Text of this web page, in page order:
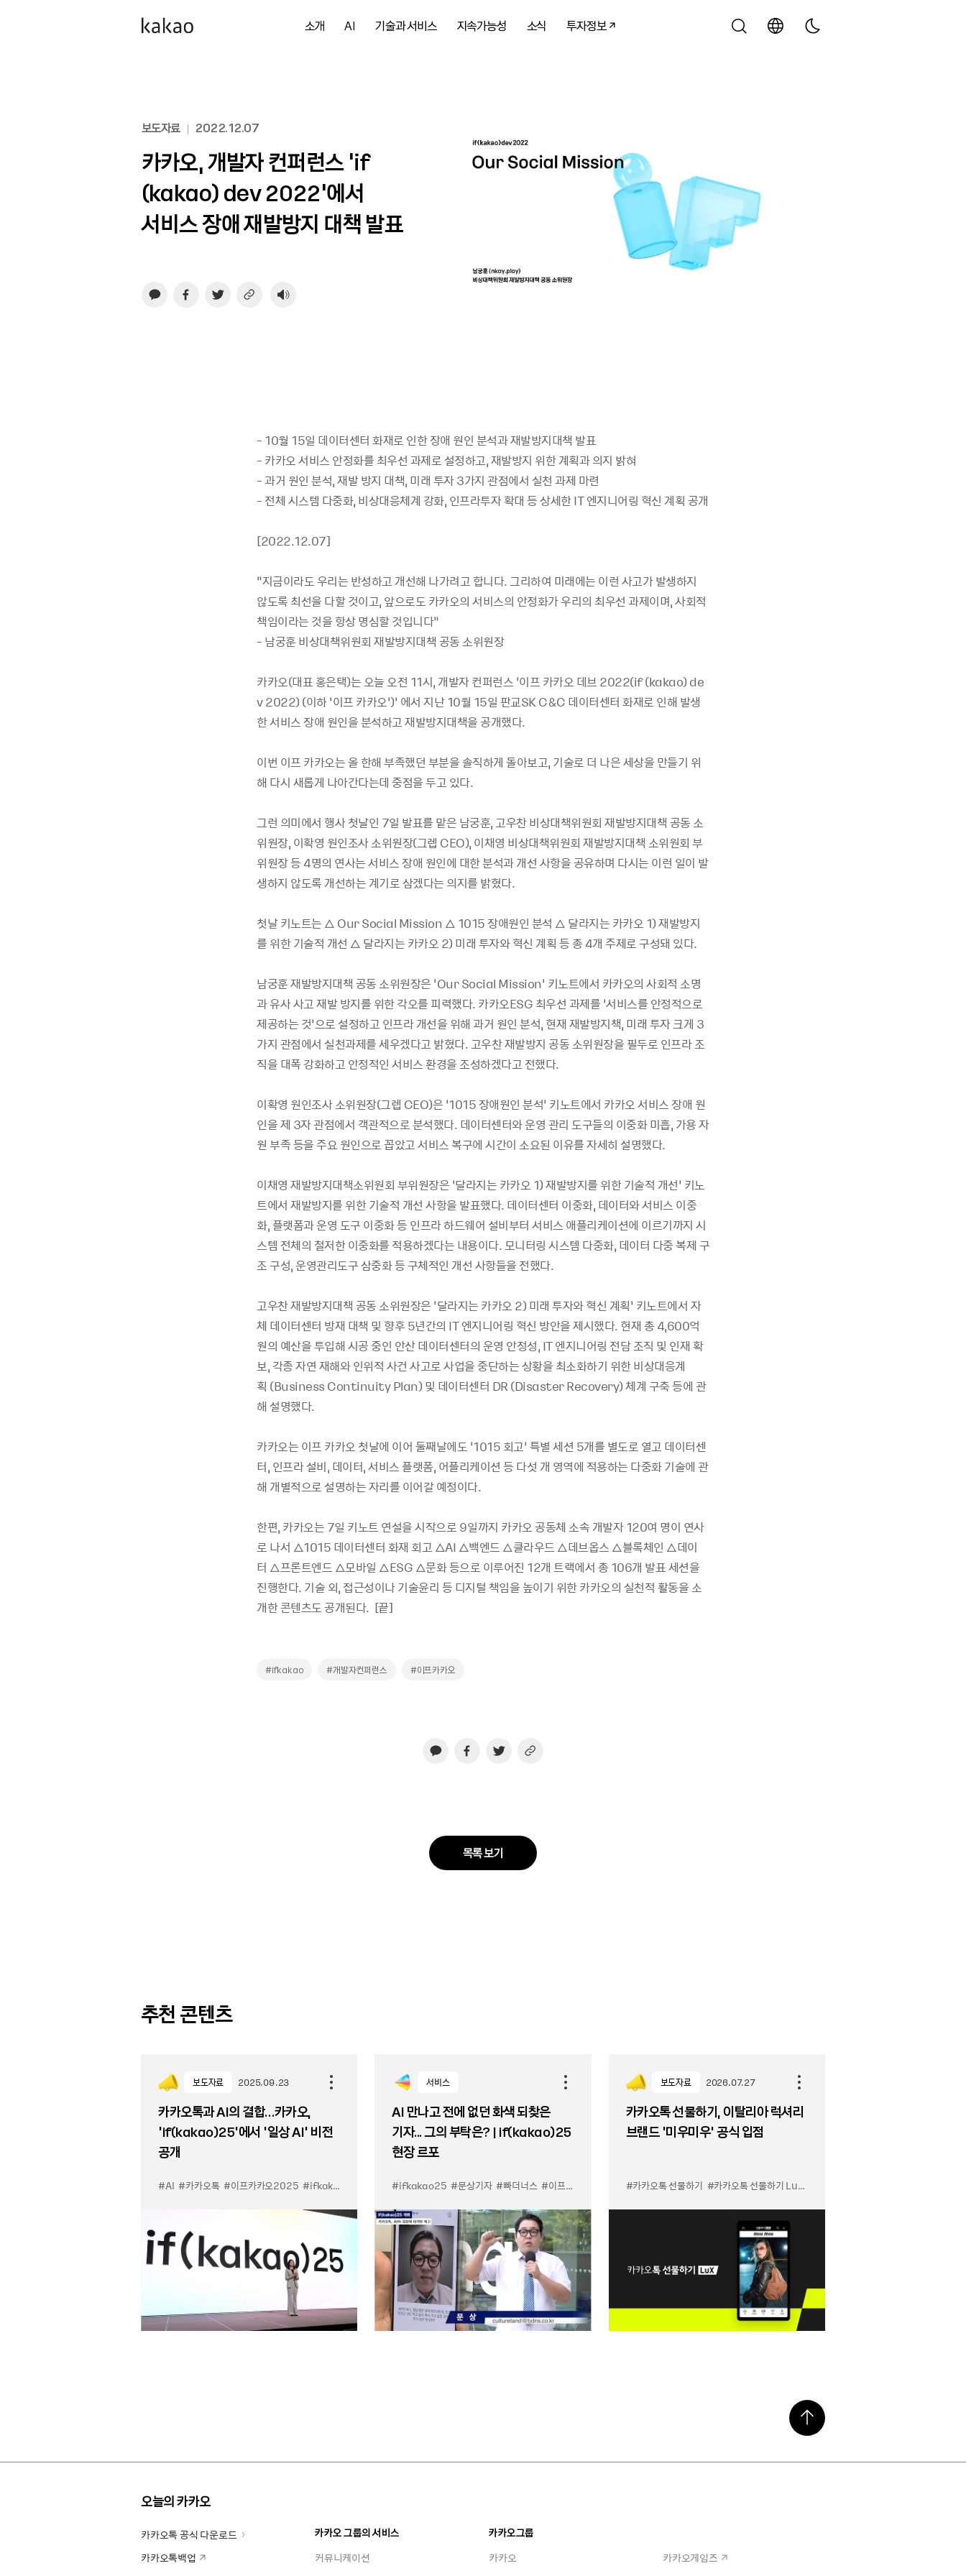
소개 AI 기술과 서비스 지속가능성 소식 투자정보
보도자료 2022.12.07
카카오, 개발자 컨퍼런스 'if
(kakao) dev 2022’에서
서비스 장애 재발방지 대책 발표
- 10월 15일 데이터센터 화재로 인한 장애 원인 분석과 재발방지대책 발표
- 카카오 서비스 안정화를 최우선 과제로 설정하고, 재발방지 위한 계획과 의지 밝혀
- 과거 원인 분석, 재발 방지 대책, 미래 투자 3가지 관점에서 실천 과제 마련
- 전체 시스템 다중화, 비상대응체계 강화, 인프라투자 확대 등 상세한 IT 엔지니어링 혁신 계획 공개
[2022.12.07]
“지금이라도 우리는 반성하고 개선해 나가려고 합니다. 그리하여 미래에는 이런 사고가 발생하지
않도록 최선을 다할 것이고, 앞으로도 카카오의 서비스의 안정화가 우리의 최우선 과제이며, 사회적
책임이라는 것을 항상 명심할 것입니다”
- 남궁훈 비상대책위원회 재발방지대책 공동 소위원장
카카오(대표 홍은택)는 오늘 오전 11시, 개발자 컨퍼런스 ‘이프 카카오 데브 2022(if (kakao) de
v 2022) (이하 ‘이프 카카오’)’ 에서 지난 10월 15일 판교SK C&C 데이터센터 화재로 인해 발생
한 서비스 장애 원인을 분석하고 재발방지대책을 공개했다.
이번 이프 카카오는 올 한해 부족했던 부분을 솔직하게 돌아보고, 기술로 더 나은 세상을 만들기 위
해 다시 새롭게 나아간다는데 중점을 두고 있다.
그런 의미에서 행사 첫날인 7일 발표를 맡은 남궁훈, 고우찬 비상대책위원회 재발방지대책 공동 소
위원장, 이확영 원인조사 소위원장(그렙 CEO), 이채영 비상대책위원회 재발방지대책 소위원회 부
위원장 등 4명의 연사는 서비스 장애 원인에 대한 분석과 개선 사항을 공유하며 다시는 이런 일이 발
생하지 않도록 개선하는 계기로 삼겠다는 의지를 밝혔다.
첫날 키노트는 △ Our Social Mission △ 1015 장애원인 분석 △ 달라지는 카카오 1) 재발방지
를 위한 기술적 개선 △ 달라지는 카카오 2) 미래 투자와 혁신 계획 등 총 4개 주제로 구성돼 있다.
남궁훈 재발방지대책 공동 소위원장은 ‘Our Social Mission’ 키노트에서 카카오의 사회적 소명
과 유사 사고 재발 방지를 위한 각오를 피력했다. 카카오ESG 최우선 과제를 ‘서비스를 안정적으로
제공하는 것’으로 설정하고 인프라 개선을 위해 과거 원인 분석, 현재 재발방지책, 미래 투자 크게 3
가지 관점에서 실천과제를 세우겠다고 밝혔다. 고우찬 재발방지 공동 소위원장을 필두로 인프라 조
직을 대폭 강화하고 안정적인 서비스 환경을 조성하겠다고 전했다.
이확영 원인조사 소위원장(그렙 CEO)은 ‘1015 장애원인 분석’ 키노트에서 카카오 서비스 장애 원
인을 제 3자 관점에서 객관적으로 분석했다. 데이터센터와 운영 관리 도구들의 이중화 미흡, 가용 자
원 부족 등을 주요 원인으로 꼽았고 서비스 복구에 시간이 소요된 이유를 자세히 설명했다.
이채영 재발방지대책소위원회 부위원장은 ‘달라지는 카카오 1) 재발방지를 위한 기술적 개선’ 키노
트에서 재발방지를 위한 기술적 개선 사항을 발표했다. 데이터센터 이중화, 데이터와 서비스 이중
화, 플랫폼과 운영 도구 이중화 등 인프라 하드웨어 설비부터 서비스 애플리케이션에 이르기까지 시
스템 전체의 철저한 이중화를 적용하겠다는 내용이다. 모니터링 시스템 다중화, 데이터 다중 복제 구
조 구성, 운영관리도구 삼중화 등 구체적인 개선 사항들을 전했다.
고우찬 재발방지대책 공동 소위원장은 ‘달라지는 카카오 2) 미래 투자와 혁신 계획’ 키노트에서 자
체 데이터센터 방재 대책 및 향후 5년간의 IT 엔지니어링 혁신 방안을 제시했다. 현재 총 4,600억
원의 예산을 투입해 시공 중인 안산 데이터센터의 운영 안정성, IT 엔지니어링 전담 조직 및 인재 확
보, 각종 자연 재해와 인위적 사건 사고로 사업을 중단하는 상황을 최소화하기 위한 비상대응계
획 (Business Continuity Plan) 및 데이터센터 DR (Disaster Recovery) 체계 구축 등에 관
해 설명했다.
카카오는 이프 카카오 첫날에 이어 둘째날에도 ‘1015 회고’ 특별 세션 5개를 별도로 열고 데이터센
터, 인프라 설비, 데이터, 서비스 플랫폼, 어플리케이션 등 다섯 개 영역에 적용하는 다중화 기술에 관
해 개별적으로 설명하는 자리를 이어갈 예정이다.
한편, 카카오는 7일 키노트 연설을 시작으로 9일까지 카카오 공동체 소속 개발자 120여 명이 연사
로 나서 △1015 데이터센터 화재 회고 △AI △백엔드 △클라우드 △데브옵스 △블록체인 △데이
터 △프론트엔드 △모바일 △ESG △문화 등으로 이루어진 12개 트랙에서 총 106개 발표 세션을
진행한다. 기술 외, 접근성이나 기술윤리 등 디지털 책임을 높이기 위한 카카오의 실천적 활동을 소
개한 콘텐츠도 공개된다. [끝]
#ifkakao #개발자컨퍼런스 #이프카카오
목록 보기
추천 콘텐츠
보도자료 2025.09.23
카카오톡과 AI의 결합…카카오,
‘if(kakao)25’에서 ‘일상 AI’ 비전
공개
#AI #카카오톡 #이프카카오2025 #ifkakao
서비스
AI 만나고 전에 없던 화색 되찾은
기자... 그의 부탁은? | if(kakao)25
현장 르포
#ifkakao25 #문상기자 #빠더너스 #이프카카오 #카나나인카카오톡
보도자료 2026.07.27
카카오톡 선물하기, 이탈리아 럭셔리
브랜드 '미우미우' 공식 입점
#카카오톡 선물하기 #카카오톡 선물하기 LuX 미우미우 입점
오늘의 카카오
카카오톡 공식 다운로드
카카오톡백업
카카오 그룹의 서비스
커뮤니케이션
카카오그룹
카카오
카카오게임즈